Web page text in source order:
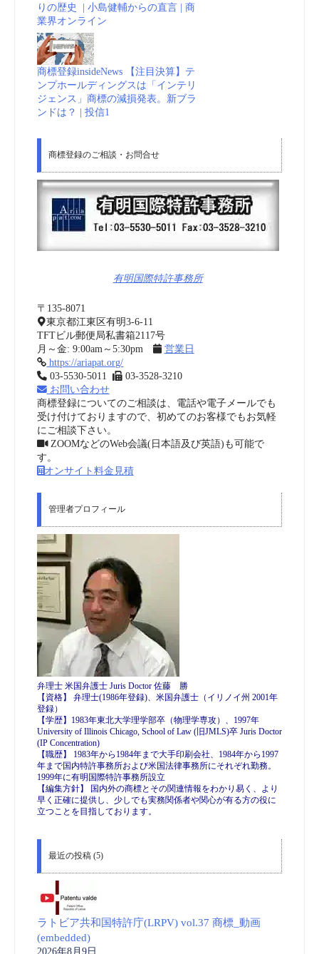
りの歴史 | 小島健輔からの直言 | 商
業界オンライン
商標登録insideNews 【注目決算】テ
ンプホールディングスは「インテリ
ジェンス」商標の減損発表。新ブラ
ンドは？ | 投信1
商標登録のご相談・お問合せ
有明国際特許事務所
〒135-8071
東京都江東区有明3-6-11
TFTビル郵便局私書箱2117号
月～金: 9:00am～5:30pm
営業日
https://ariapat.org/
03-5530-5011
03-3528-3210
お問い合わせ
商標登録についてのご相談は、電話や電子メールでも
受け付けておりますので、初めてのお客様でもお気軽
にご相談下さい。
ZOOMなどのWeb会議(日本語及び英語)も可能で
す。
オンサイト料金見積
管理者プロフィール
弁理士 米国弁護士 Juris Doctor 佐藤 勝
【資格】 弁理士(1986年登録)、米国弁護士（イリノイ州 2001年
登録）
【学歴】1983年東北大学理学部卒（物理学専攻）、1997年
University of Illinois Chicago, School of Law (旧JMLS)卒 Juris Doctor
(IP Concentration)
【職歴】 1983年から1984年まで大手印刷会社、1984年から1997
年まで国内特許事務所および米国法律事務所にそれぞれ勤務。
1999年に有明国際特許事務所設立
【編集方針】 国内外の商標とその関連情報をわかり易く、より
早く正確に提供し、少しでも実務関係者や関心が有る方の役に
立つことを目指しております。
最近の投稿 (5)
ラトビア共和国特許庁(LRPV) vol.37 商標_動画
(embedded)
2026年8月9日